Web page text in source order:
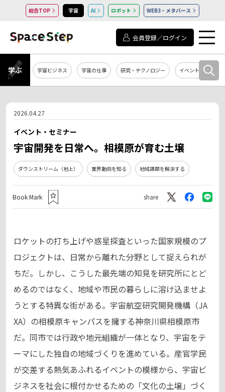
総合TOP 宇宙 AI ロボット WEB3・メタバース
会員登録／ログイン
学ぶ 宇宙ビジネス 宇宙の仕事 研究・テクノロジー イベント・セミナー
2026.04.27
イベント・セミナー
宇宙開発を日常へ。相模原が育む土壌
ダウンストリーム（地上） 業界動向を知る 地域課題を解決する
Book Mark share
ロケットの打ち上げや惑星探査といった国家規模のプ
ロジェクトは、日常から離れた分野として捉えられが
ちだ。しかし、こうした最先端の知見を研究所にとど
めるのではなく、地域や市民の暮らしに溶け込ませよ
うとする特異な街がある。宇宙航空研究開発機構（JA
XA）の相模原キャンパスを擁する神奈川県相模原市
だ。同市では行政や地元組織が一体となり、宇宙をテ
ーマにした独自の地域づくりを進めている。産官学民
が交差する熱気あふれるイベントの模様から、宇宙ビ
ジネスを社会に根付かせるための「文化の土壌」づく